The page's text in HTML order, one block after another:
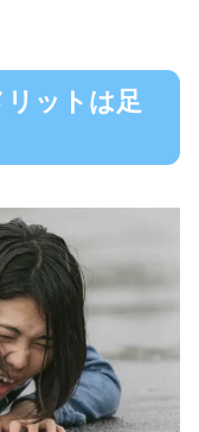
リットは足